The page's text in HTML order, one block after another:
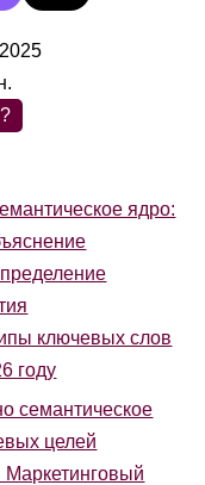
ядро:
ключевых слов
году
семантическое
целей
Маркетинговый